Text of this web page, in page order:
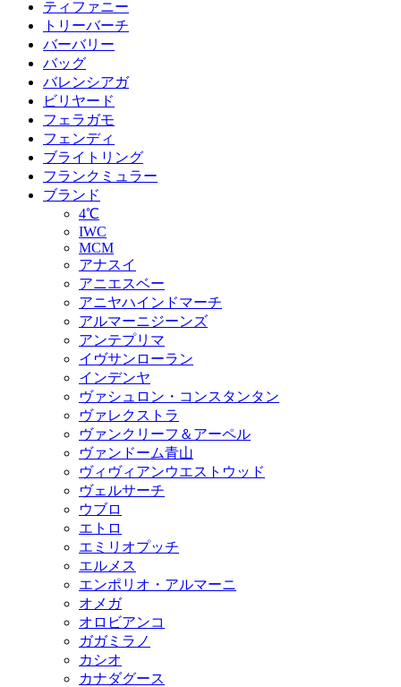
ティファニー
トリーバーチ
バーバリー
バッグ
バレンシアガ
ビリヤード
フェラガモ
フェンディ
ブライトリング
フランクミュラー
ブランド
4℃
IWC
MCM
アナスイ
アニエスベー
アニヤハインドマーチ
アルマーニジーンズ
アンテプリマ
イヴサンローラン
インデンヤ
ヴァシュロン・コンスタンタン
ヴァレクストラ
ヴァンクリーフ＆アーペル
ヴァンドーム青山
ヴィヴィアンウエストウッド
ヴェルサーチ
ウブロ
エトロ
エミリオプッチ
エルメス
エンポリオ・アルマーニ
オメガ
オロビアンコ
ガガミラノ
カシオ
カナダグース